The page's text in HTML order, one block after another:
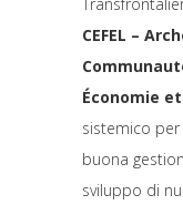
CEFEL –
Économie et
sistemico per
buona
sviluppo di